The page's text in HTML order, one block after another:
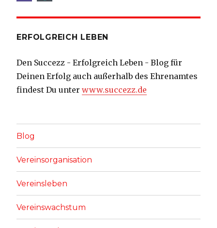
ERFOLGREICH LEBEN
Den Succezz - Erfolgreich Leben - Blog für
Deinen Erfolg auch außerhalb des Ehrenamtes
findest Du unterwww.succezz.de
Blog
Vereinsorganisation
Vereinsleben
Vereinswachstum